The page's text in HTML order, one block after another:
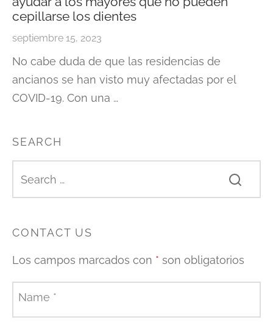
cepillarse los dientes
septiembre 15, 2023
No cabe duda de que las residencias de
ancianos se han visto muy afectadas por el
COVID-19. Con una …
SEARCH
CONTACT US
Los campos marcados con * son obligatorios
Name *